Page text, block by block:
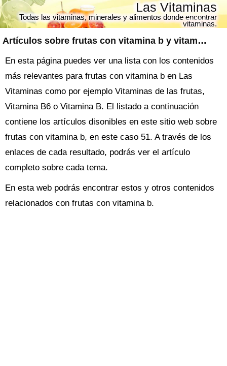
Artículos sobre frutas con vitamina b y vitaminas
Las Vitaminas
Todas las vitaminas, minerales y alimentos donde encontrar
vitaminas.
En esta página puedes ver una lista con los contenidos
más relevantes para frutas con vitamina b en Las
Vitaminas como por ejemplo Vitaminas de las frutas,
Vitamina B6 o Vitamina B. El listado a continuación
contiene los artículos disonibles en este sitio web sobre
frutas con vitamina b, en este caso 51. A través de los
enlaces de cada resultado, podrás ver el artículo
completo sobre cada tema.
En esta web podrás encontrar estos y otros contenidos
relacionados con frutas con vitamina b.